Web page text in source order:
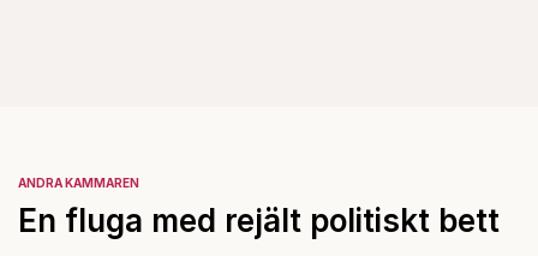
ANDRA KAMMAREN
En fluga med rejält politiskt bett